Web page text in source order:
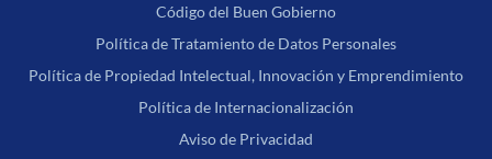
Código del Buen Gobierno
Política de Tratamiento de Datos Personales
Política de Propiedad Intelectual, Innovación y Emprendimiento
Política de Internacionalización
Aviso de Privacidad